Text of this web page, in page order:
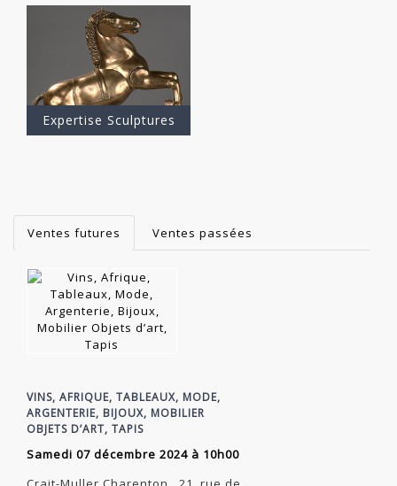
Expertise Sculptures
Ventes futures Ventes passées
VINS, AFRIQUE, TABLEAUX, MODE,
ARGENTERIE, BIJOUX, MOBILIER
OBJETS D’ART, TAPIS
samedi 07 décembre 2024 à 10h00